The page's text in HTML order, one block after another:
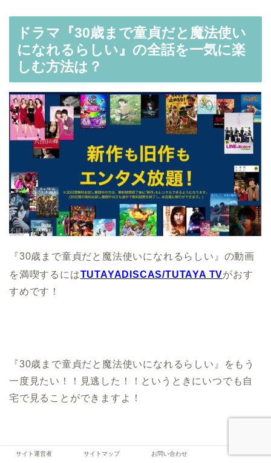
ドラマ『30歳まで童貞だと魔法使い
になれるらしい』の全話を一気に楽
しむ方法は？
『30歳まで童貞だと魔法使いになれるらしい』の動画
を満喫するにはTUTAYADISCAS/TUTAYA TVがおす
すめです！
『30歳まで童貞だと魔法使いになれるらしい』をもう
一度見たい！！見逃した！！というときにいつでも自
宅で見ることができますよ！
サイト運営者 サイトマップ お問い合わせ